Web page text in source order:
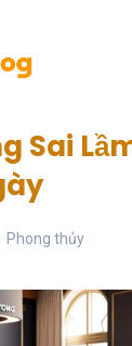
Sai
Phong thủy